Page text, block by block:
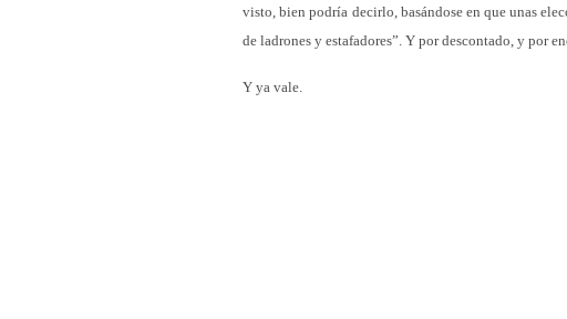
visto, bien podría decirlo, basándose en que unas
de ladrones y estafadores”. Y por descontado, y por
Y ya vale.